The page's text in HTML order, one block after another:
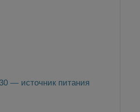
— источник питания